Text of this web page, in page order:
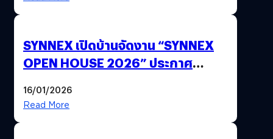
SYNNEX เปิดบ้านจัดงาน “SYNNEX
OPEN HOUSE 2026” ประกาศ
ได้ 53,000 ล้านบาท
16/01/2026
Read More